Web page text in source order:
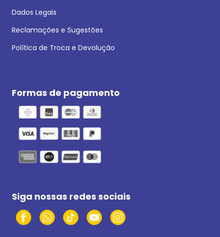
Dados Legais
Reclamações e Sugestões
Política de Troca e Devolução
Formas de pagamento
Siga nossas redes sociais